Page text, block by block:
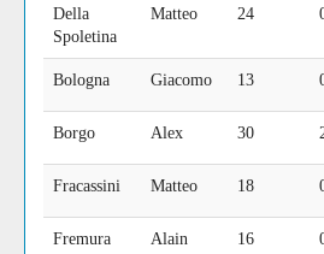
Della
Spoletina
Matteo 24
Bologna Giacomo 13
Borgo Alex 30
Fracassini Matteo 18
Fremura Alain 16